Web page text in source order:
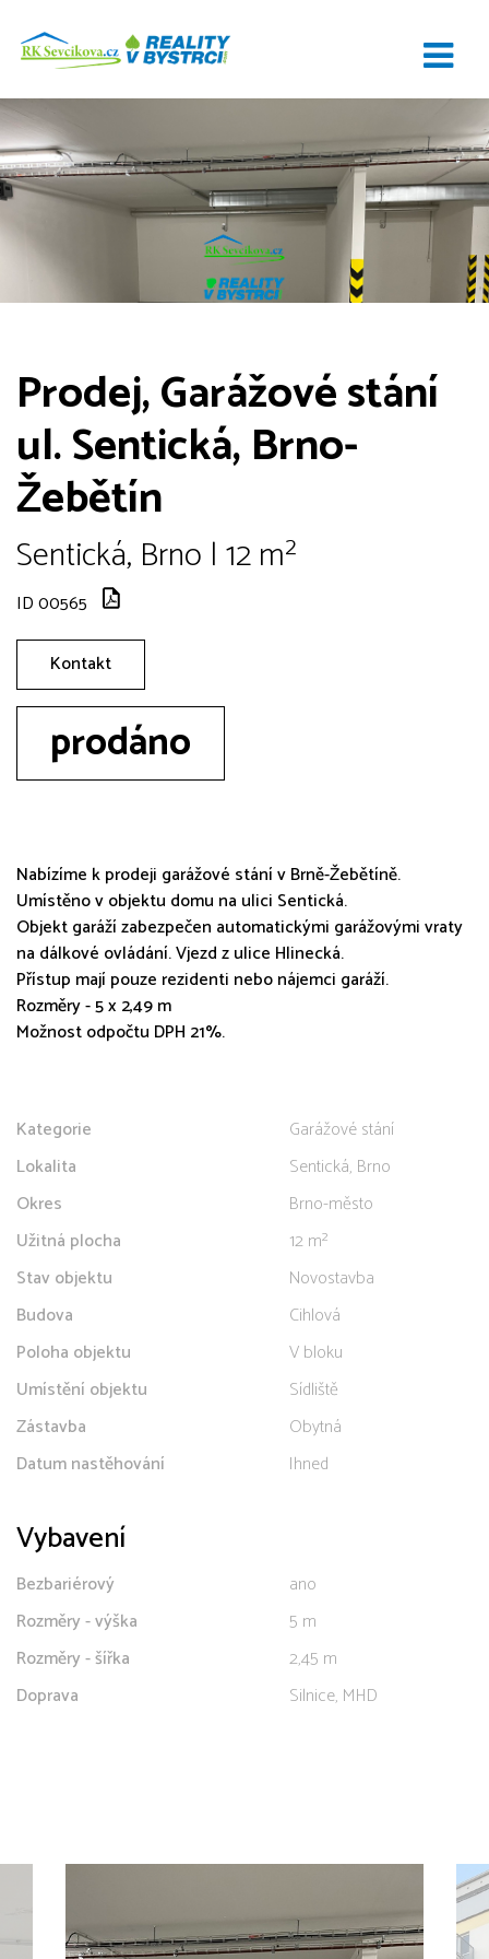
Prodej, Garážové stání
ul. Sentická, Brno-
Žebětín
Sentická, Brno | 12 m²
ID 00565
Kontakt
prodáno
Nabízíme k prodeji garážové stání v Brně-Žebětíně.
Umístěno v objektu domu na ulici Sentická.
Objekt garáží zabezpečen automatickými garážovými vraty
na dálkové ovládání. Vjezd z ulice Hlinecká.
Přístup mají pouze rezidenti nebo nájemci garáží.
Rozměry - 5 x 2,49 m
Možnost odpočtu DPH 21%.
Kategorie
Garážové stání
Lokalita
Sentická, Brno
Okres
Brno-město
Užitná plocha
12 m²
Stav objektu
Novostavba
Budova
Cihlová
Poloha objektu
V bloku
Umístění objektu
Sídliště
Zástavba
Obytná
Datum nastěhování
Ihned
Vybavení
Bezbariérový
ano
Rozměry - výška
5 m
Rozměry - šířka
2,45 m
Doprava
Silnice, MHD